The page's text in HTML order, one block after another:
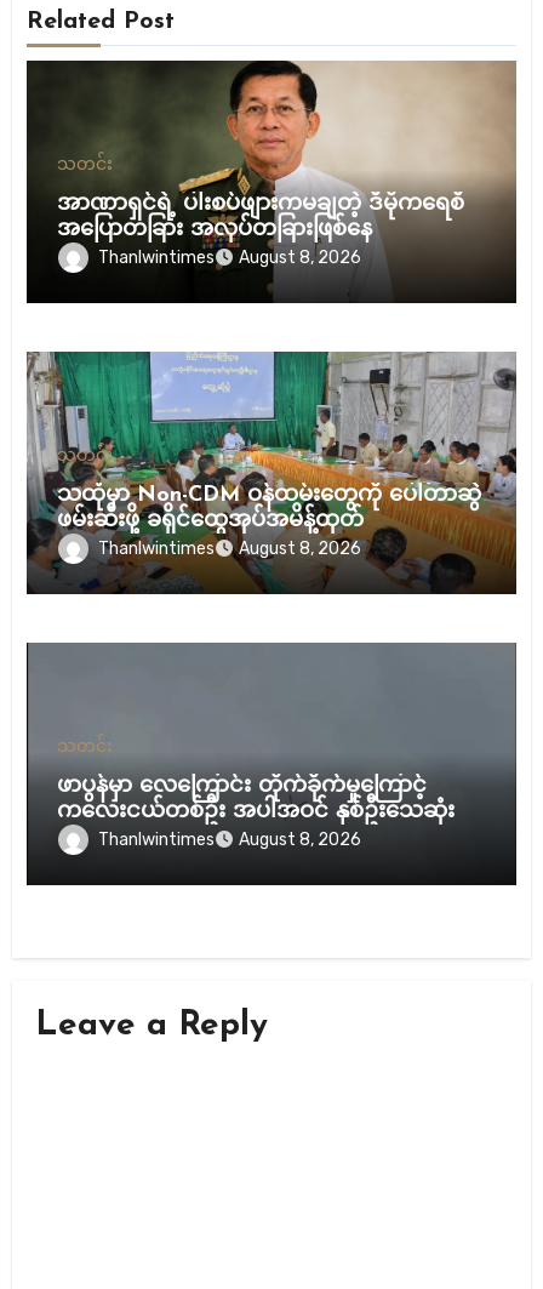
Related Post
သတင်း
အာဏာရှင်ရဲ့ ပါးစပ်ဖျားကမချတဲ့ ဒီမိုကရေစီ
အပြောတခြား အလုပ်တခြားဖြစ်နေ
Thanlwintimes August 8, 2026
သတင်း
သထုံမှာ Non-CDM ဝန်ထမ်းတွေကို ပေါ်တာဆွဲ
ဖမ်းဆီးဖို့ ခရိုင်ထွေအုပ်အမိန့်ထုတ်
Thanlwintimes August 8, 2026
သတင်း
ဖာပွန်မှာ လေကြောင်း တိုက်ခိုက်မှုကြောင့်
ကလေးငယ်တစ်ဦး အပါအဝင် နှစ်ဦးသေဆုံး
Thanlwintimes August 8, 2026
Leave a Reply